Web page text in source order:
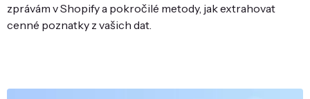
zprávám v Shopify a pokročilé metody, jak extrahovat
cenné poznatky z vašich dat.